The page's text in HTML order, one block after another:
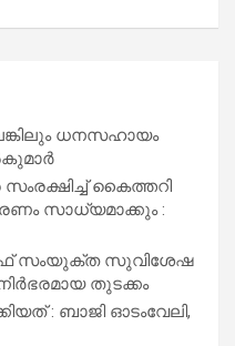
ധനസഹായം
കൈത്തറി
സാധ്യമാക്കും :
സംയുക്ത സുവിശേഷ
തുടക്കം
: ബാജി ഓടംവേലി,